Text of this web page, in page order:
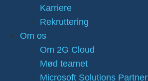
Karriere
Rekruttering
Om os
Om 2G Cloud
Mød teamet
Microsoft Solutions Partner